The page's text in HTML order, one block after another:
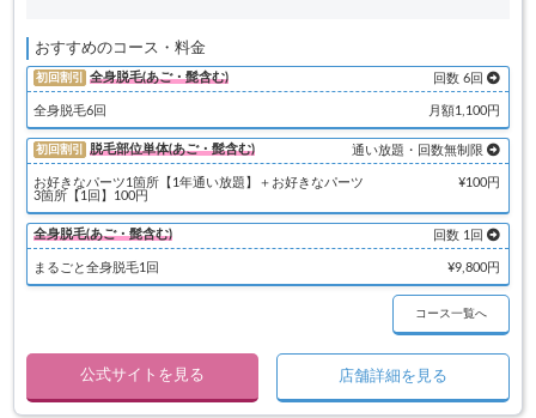
おすすめのコース・料金
初回割引 全身脱毛(あご・髭含む) 回数 6回
全身脱毛6回 月額1,100円
初回割引 脱毛部位単体(あご・髭含む) 通い放題・回数無制限
お好きなパーツ1箇所【1年通い放題】＋お好きなパーツ
3箇所【1回】100円
¥100円
全身脱毛(あご・髭含む) 回数 1回
まるごと全身脱毛1回 ¥9,800円
コース一覧へ
公式サイトを見る 店舗詳細を見る